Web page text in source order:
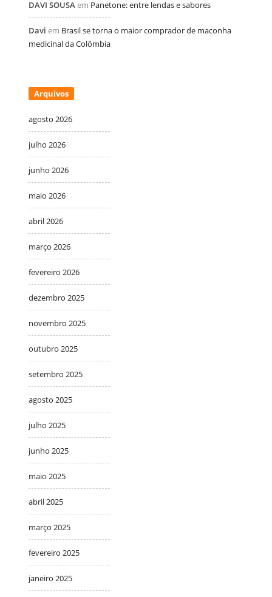
DAVI SOUSA em Panetone: entre lendas e sabores
Davi em Brasil se torna o maior comprador de maconha
medicinal da Colômbia
Arquivos
agosto 2026
julho 2026
junho 2026
maio 2026
abril 2026
março 2026
fevereiro 2026
dezembro 2025
novembro 2025
outubro 2025
setembro 2025
agosto 2025
julho 2025
junho 2025
maio 2025
abril 2025
março 2025
fevereiro 2025
janeiro 2025